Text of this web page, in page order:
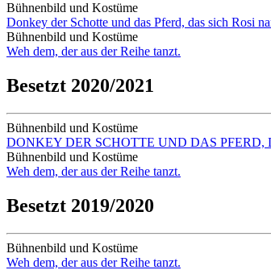
Bühnenbild und Kostüme
Donkey der Schotte und das Pferd, das sich Rosi
Bühnenbild und Kostüme
Weh dem, der aus der Reihe tanzt.
Besetzt 2020/2021
Bühnenbild und Kostüme
DONKEY DER SCHOTTE UND DAS PFERD,
Bühnenbild und Kostüme
Weh dem, der aus der Reihe tanzt.
Besetzt 2019/2020
Bühnenbild und Kostüme
Weh dem, der aus der Reihe tanzt.